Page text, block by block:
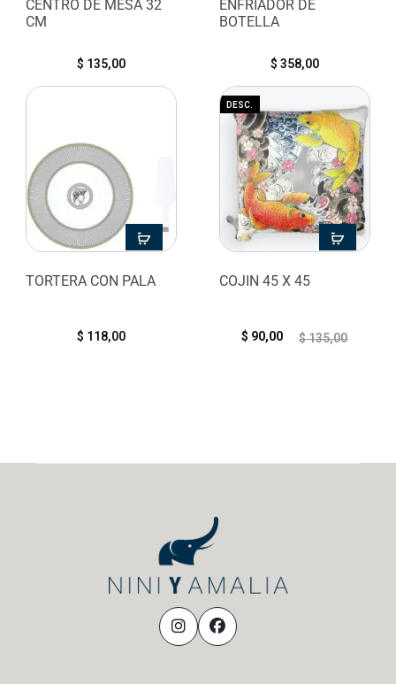
CENTRO DE MESA 32
CM
$ 135,00
ENFRIADOR DE
BOTELLA
$ 358,00
TORTERA CON PALA
$ 118,00
DESC.
COJIN 45 X 45
$135,00
$ 90,00